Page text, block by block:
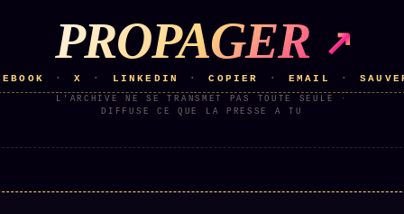
PROPAGER
· X · LINKEDIN · COPIER · EMAIL ·
L'ARCHIVE NE SE TRANSMET PAS TOUTE SEULE ·
DIFFUSE CE QUE LA PRESSE A TU